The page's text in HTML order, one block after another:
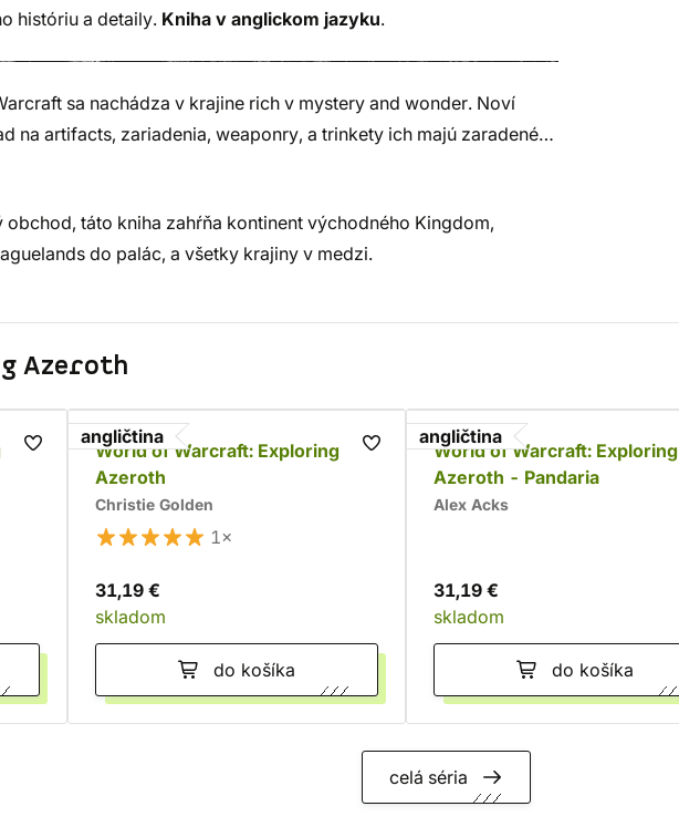
históriu a detaily. Kniha v anglickom jazyku.
sa nachádza v krajine rich v mystery and wonder. Noví
na artifacts, zariadenia, weaponry, a trinkety ich majú zaradené…
obchod, táto kniha zahŕňa kontinent východného Kingdom,
do palác, a všetky krajiny v medzi.
Azeroth
angličtina
World of Warcraft: Exploring
Azeroth
Christie Golden
1×
31,19 €
skladom
do košíka
angličtina
World of Warcraft: Exploring
Azeroth - Pandaria
Alex Acks
31,19 €
skladom
do košíka
celá séria